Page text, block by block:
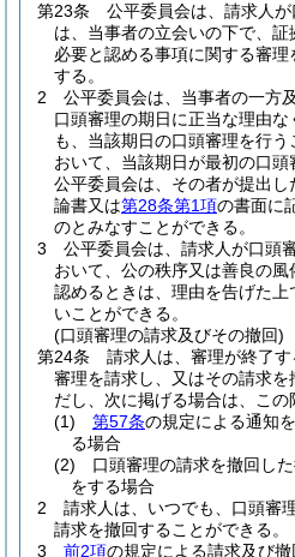
第23条
公平委員会は、請求人
は、当事者の立会いの下で、
必要と認める事項に関する審
する。
2
公平委員会は、当事者の一方
口頭審理の期日に正当な理由
も、当該期日の口頭審理を行う
おいて、当該期日が最初の口頭
公平委員会は、その者が提出
論書又は第28条第1項の書面に
のとみなすことができる。
3
公平委員会は、請求人が口頭
おいて、公の秩序又は善良の
認めるときは、理由を告げた
いことができる。
(口頭審理の請求及びその撤回)
第24条
請求人は、審理が終了
審理を請求し、又はその請求を
だし、次に掲げる場合は、この
(1)
第57条の規定による通知
る場合
(2)
口頭審理の請求を撤回し
をする場合
2
請求人は、いつでも、口頭審
請求を撤回することができる。
3
前2項の規定による請求及び